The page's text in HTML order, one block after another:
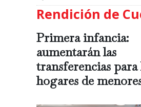
Rendición de
Primera infancia:
aumentarán las
transferencias para
hogares de